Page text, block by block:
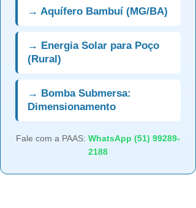
→ Aquífero Bambuí (MG/BA)
→ Energia Solar para Poço
(Rural)
→ Bomba Submersa:
Dimensionamento
Fale com a PAAS: WhatsApp (51) 99289-
2188